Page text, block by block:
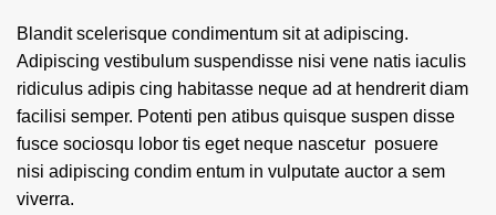
Blandit scelerisque condimentum sit at adipiscing.
Adipiscing vestibulum suspendisse nisi vene natis iaculis
ridiculus adipis cing habitasse neque ad at hendrerit diam
facilisi semper. Potenti pen atibus quisque suspen disse
fusce sociosqu lobor tis eget neque nascetur posuere
nisi adipiscing condim entum in vulputate auctor a sem
viverra.